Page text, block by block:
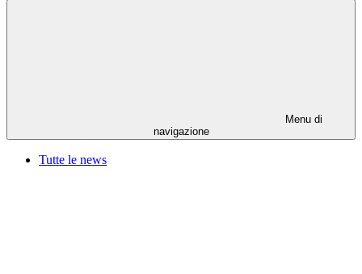
Menu di
navigazione
Tutte le news